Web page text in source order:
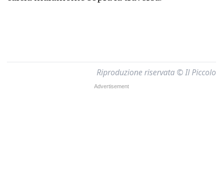
Riproduzione riservata © Il Piccolo